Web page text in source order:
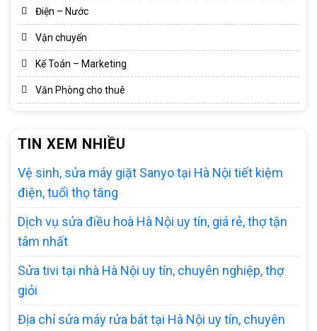
Điện – Nước
Vận chuyển
Kế Toán – Marketing
Văn Phòng cho thuê
TIN XEM NHIỀU
Vệ sinh, sửa máy giặt Sanyo tại Hà Nội tiết kiệm
điện, tuổi thọ tăng
Dịch vụ sửa điều hoà Hà Nội uy tín, giá rẻ, thợ tận
tâm nhất
Sửa tivi tại nhà Hà Nội uy tín, chuyên nghiệp, thợ
giỏi
Địa chỉ sửa máy rửa bát tại Hà Nội uy tín, chuyên